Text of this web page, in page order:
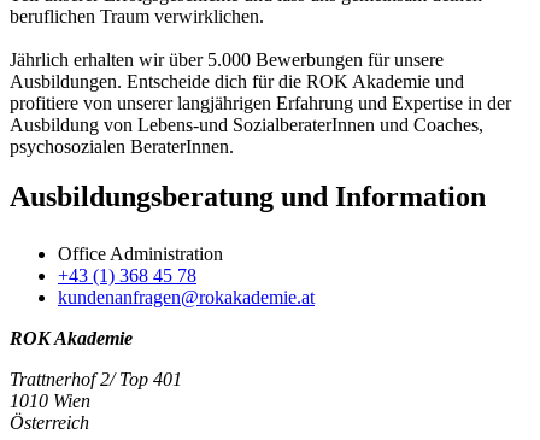
beruflichen Traum verwirklichen.
Jährlich erhalten wir über 5.000 Bewerbungen für unsere
Ausbildungen. Entscheide dich für die ROK Akademie und
profitiere von unserer langjährigen Erfahrung und Expertise in der
Ausbildung von Lebens-und SozialberaterInnen und Coaches,
psychosozialen BeraterInnen.
Ausbildungsberatung und Information
Office Administration
+43 (1) 368 45 78
kundenanfragen@rokakademie.at
ROK Akademie
Trattnerhof 2/ Top 401
1010 Wien
Österreich